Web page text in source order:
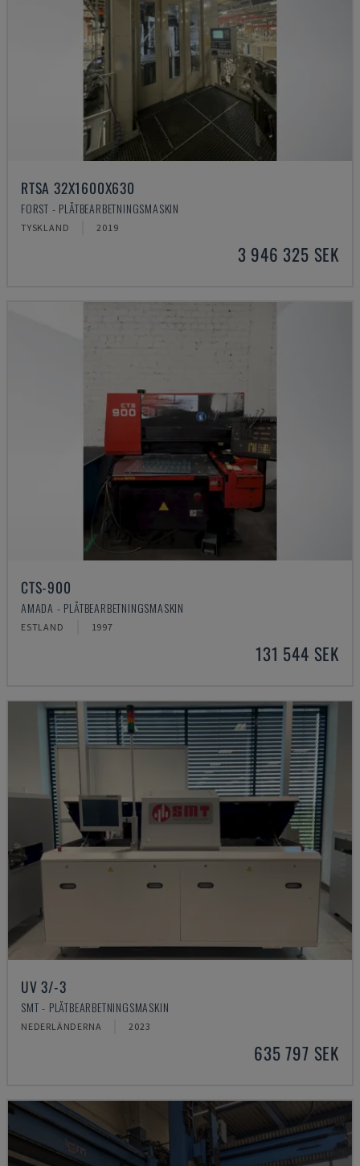
RTSA 32X1600X630
FORST - PLÅTBEARBETNINGSMASKIN
TYSKLAND 2019
3 946 325 SEK
CTS-900
AMADA - PLÅTBEARBETNINGSMASKIN
ESTLAND 1997
131 544 SEK
UV 3/-3
SMT - PLÅTBEARBETNINGSMASKIN
NEDERLÄNDERNA 2023
635 797 SEK